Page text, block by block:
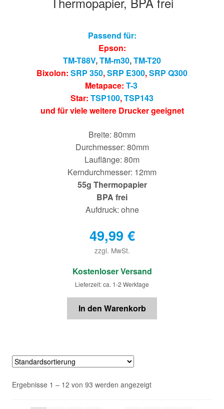
Passend für:
Epson:
TM-T88V,TM-m30,TM-T20
Bixolon: SRP 350,SRP E300,SRP Q300
Metapace: T-3
Star: TSP100,TSP143
und für viele weitere Drucker geeignet
Breite: 80mm
Durchmesser: 80mm
Lauflänge: 80m
Kerndurchmesser: 12mm
55g Thermopapier
BPA frei
Aufdruck: ohne
49,99 €
zzgl. MwSt.
€
Kostenloser Versand
Lieferzeit: ca. 1-2 Werktage
In den Warenkorb
Ergebnisse 1 – 12 von 93 werden angezeigt